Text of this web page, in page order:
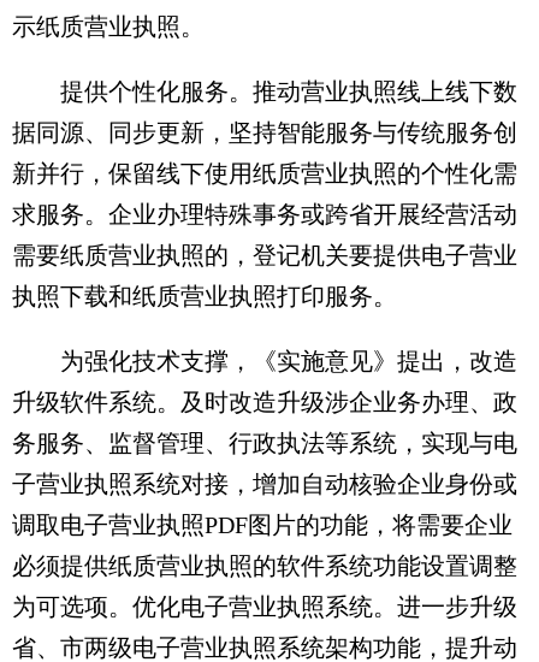
示纸质营业执照。
提供个性化服务。推动营业执照线上线下数
据同源、同步更新，坚持智能服务与传统服务创
新并行，保留线下使用纸质营业执照的个性化需
求服务。企业办理特殊事务或跨省开展经营活动
需要纸质营业执照的，登记机关要提供电子营业
执照下载和纸质营业执照打印服务。
为强化技术支撑，《实施意见》提出，改造
升级软件系统。及时改造升级涉企业务办理、政
务服务、监督管理、行政执法等系统，实现与电
子营业执照系统对接，增加自动核验企业身份或
调取电子营业执照PDF图片的功能，将需要企业
必须提供纸质营业执照的软件系统功能设置调整
为可选项。优化电子营业执照系统。进一步升级
省、市两级电子营业执照系统架构功能，提升动